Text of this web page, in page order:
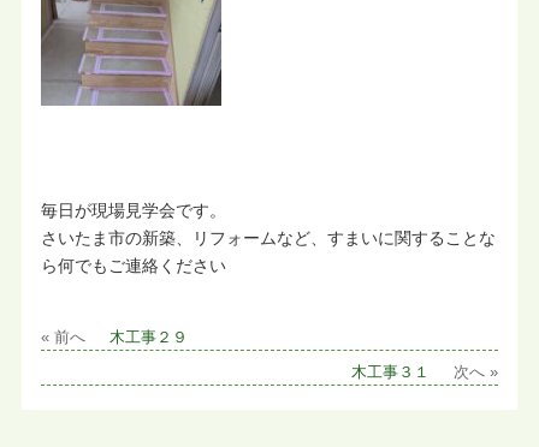
毎日が現場見学会です。
さいたま市の新築、リフォームなど、すまいに関することな
ら何でもご連絡ください
« 前へ 木工事２９
木工事３１ 次へ »